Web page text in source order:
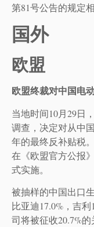
第81号公告的规定相
国外
欧盟
欧盟终裁对中国电
当地时间10月29日
调查，决定对从中
年的最终反补贴税
在《欧盟官方公报
式实施。
被抽样的中国出口
比亚迪17.0%，吉
司将被征收20.7%